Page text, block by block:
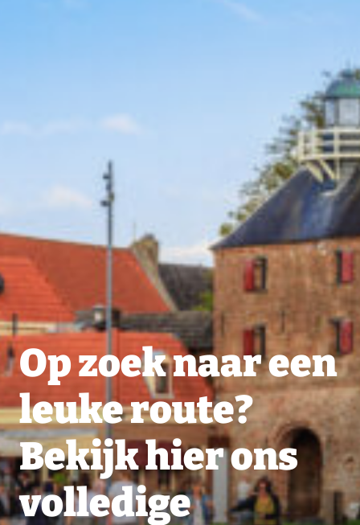
Op zoek naar een
leuke route?
Bekijk hier ons
volledige